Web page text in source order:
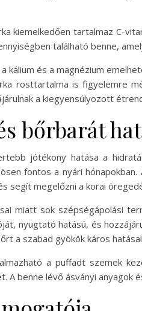
kiemelkedően tartalmaz C-
található benne,
kálium és a magnézium
rosttartalma is figyelemre
a kiegyensúlyozott
bőrbarát
jótékony hatása a
fontos a nyári
segít megelőzni a korai
miatt sok szépségápolási
nyugtató hatású, és
a szabad gyökök káros
a puffadt szemek
A benne lévő ásványi anyagok